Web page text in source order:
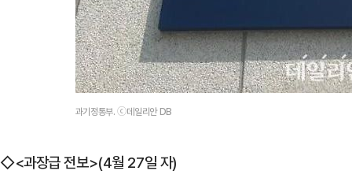
과기정통부. ⓒ데일리안 DB
◇<과장급 전보>(4월 27일 자)